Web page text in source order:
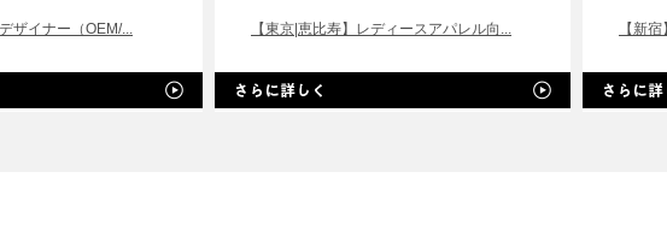
ザイナー（OEM/... 【東京|恵比寿】レディースアパレル向... 【新